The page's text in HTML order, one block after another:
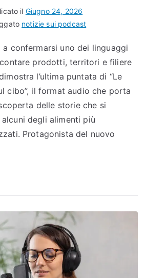
il Giugno 24, 2026
notizie sui podcast
confermarsi uno dei linguaggi
prodotti, territori e filiere
l’ultima puntata di “Le
cibo”, il format audio che porta
delle storie che si
degli alimenti più
Protagonista del nuovo